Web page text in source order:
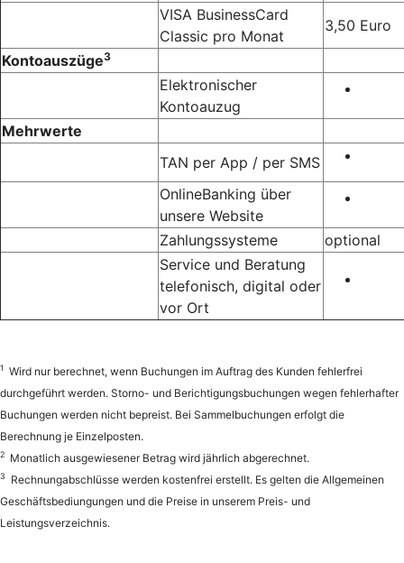
VISA BusinessCard
Classic pro Monat
3,50 Euro
Kontoauszüge3
Elektronischer
Kontoauzug
Mehrwerte
TAN per App / per SMS
OnlineBanking über
unsere Website
Zahlungssysteme
optional
Service und Beratung
telefonisch, digital oder
vor Ort
1
Wird nur berechnet, wenn Buchungen im Auftrag des Kunden fehlerfrei
durchgeführt werden. Storno- und Berichtigungsbuchungen wegen fehlerhafter
Buchungen werden nicht bepreist. Bei Sammelbuchungen erfolgt die
Berechnung je Einzelposten.
2 Monatlich ausgewiesener Betrag wird jährlich abgerechnet.
3 Rechnungabschlüsse werden kostenfrei erstellt. Es gelten die Allgemeinen
Geschäftsbediungungen und die Preise in unserem Preis- und
Leistungsverzeichnis.